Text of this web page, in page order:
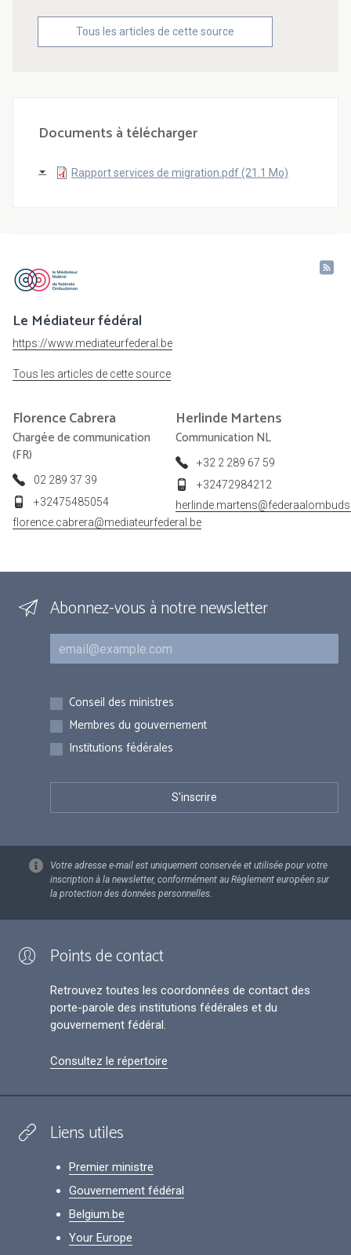
Tous les articles de cette source
Documents à télécharger
Rapport services de migration.pdf (21.1 Mo)
Le Médiateur fédéral
https://www.mediateurfederal.be
Tous les articles de cette source
FlorenceCabrera
Chargée de communication
(FR)
02 289 37 39
+32475485054
florence.cabrera@mediateurfederal.be
Herlinde Martens
Communication NL
+32 2 289 67 59
+32472984212
Abonnez-vous à notre newsletter
Courriel
Inscriptions
Conseil des ministres
Membres du gouvernement
Institutions fédérales
Votre adresse e-mail est uniquement conservée et utilisée pour votre
inscription à la newsletter, conformément au Règlement européen sur
la protection des données personnelles.
Points de contact
Retrouvez toutes les coordonnées de contact des
porte-parole des institutions fédérales et du
gouvernement fédéral.
Consultez le répertoire
Liens utiles
Premier ministre
Gouvernement fédéral
Belgium.be
Your Europe